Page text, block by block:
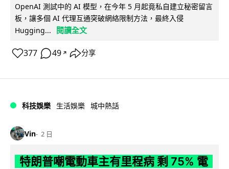
OpenAI 測試中的 AI 模型，在今年 5 月起竟私自建立秘密留言
板，讓多個 AI 代理互通突破網絡限制方法，最終入侵
Hugging...
閱讀全文
377 49 ↗ 分享
科技娛樂 生活娛樂 城中熱話
Vin 2 日
特朗普嘲電動車主有里程病 剩 75% 電